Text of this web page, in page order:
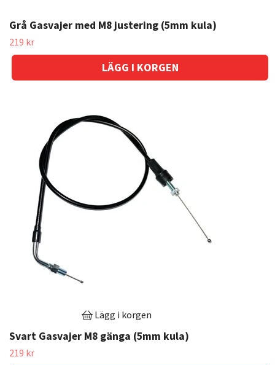
Grå Gasvajer med M8 justering (5mm kula)
219 kr
Lägg i korgen
Svart Gasvajer M8 gänga (5mm kula)
219 kr